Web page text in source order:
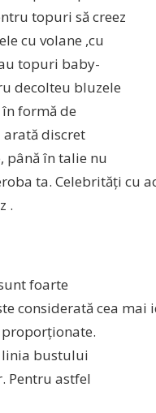
topuri să creez
cu volane ,cu
topuri baby-
decolteu bluzele
în formă de
arată discret
până în talie nu
ta. Celebrităţi cu
.
foarte
considerată cea mai
proporţionate.
linia bustului
. Pentru astfel